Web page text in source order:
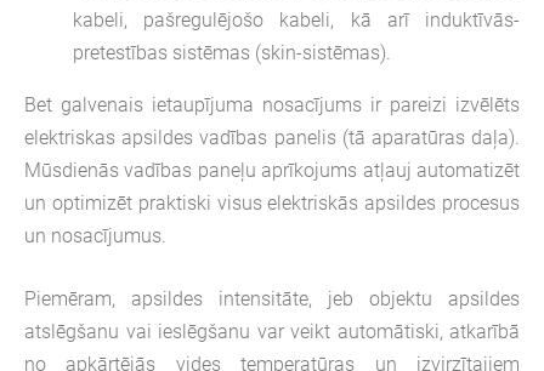
kabeli, pašregulējošo kabeli, kā arī induktīvās-
pretestības sistēmas (skin-sistēmas).
Bet galvenais ietaupījuma nosacījums ir pareizi izvēlēts
elektriskas apsildes vadības panelis (tā aparatūras daļa).
Mūsdienās vadības paneļu aprīkojums atļauj automatizēt
un optimizēt praktiski visus elektriskās apsildes procesus
un nosacījumus.
Piemēram, apsildes intensitāte, jeb objektu apsildes
atslēgšanu vai ieslēgšanu var veikt automātiski, atkarībā
no apkārtējās vides temperatūras un izvirzītajiem